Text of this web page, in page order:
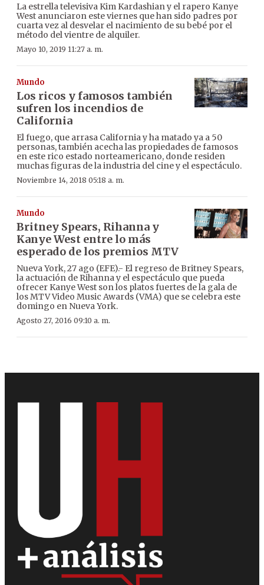
La estrella televisiva Kim Kardashian y el rapero Kanye
West anunciaron este viernes que han sido padres por
cuarta vez al desvelar el nacimiento de su bebé por el
método del vientre de alquiler.
Mayo 10, 2019 11:27 a. m.
Mundo
Los ricos y famosos también
sufren los incendios de
California
El fuego, que arrasa California y ha matado ya a 50
personas, también acecha las propiedades de famosos
en este rico estado norteamericano, donde residen
muchas figuras de la industria del cine y el espectáculo.
Noviembre 14, 2018 05:18 a. m.
Mundo
Britney Spears, Rihanna y
Kanye West entre lo más
esperado de los premios MTV
Nueva York, 27 ago (EFE).- El regreso de Britney Spears,
la actuación de Rihanna y el espectáculo que pueda
ofrecer Kanye West son los platos fuertes de la gala de
los MTV Video Music Awards (VMA) que se celebra este
domingo en Nueva York.
Agosto 27, 2016 09:10 a. m.